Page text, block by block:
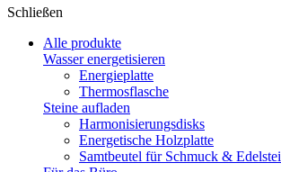
Schließen
Alle produkte
Wasser energetisieren
Energieplatte​
Thermosflasche
Steine aufladen
Harmonisierungsdisks
Energetische Holzplatte
Samtbeutel für Schmuck &